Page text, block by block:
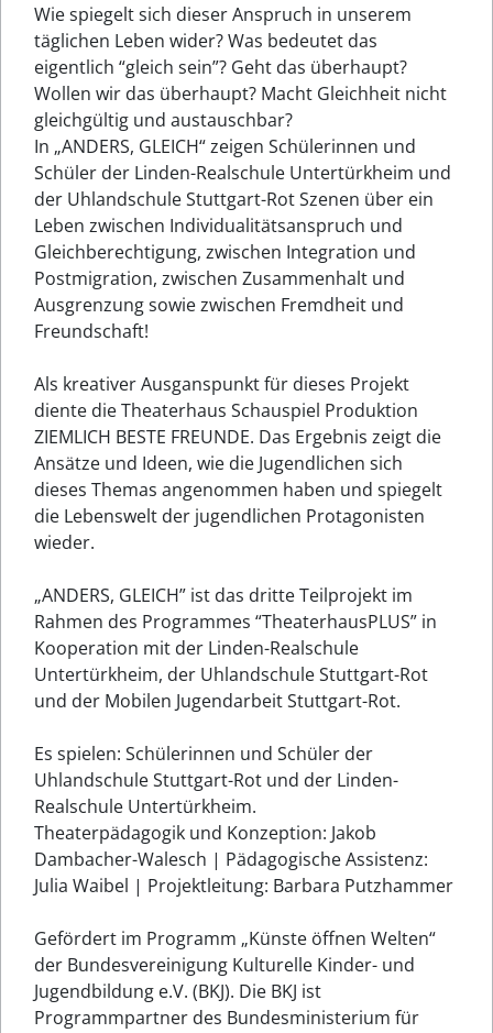
Wie spiegelt sich dieser Anspruch in unserem
täglichen Leben wider? Was bedeutet das
eigentlich “gleich sein”? Geht das überhaupt?
Wollen wir das überhaupt? Macht Gleichheit nicht
gleichgültig und austauschbar?
In „ANDERS, GLEICH“ zeigen Schülerinnen und
Schüler der Linden-Realschule Untertürkheim und
der Uhlandschule Stuttgart-Rot Szenen über ein
Leben zwischen Individualitätsanspruch und
Gleichberechtigung, zwischen Integration und
Postmigration, zwischen Zusammenhalt und
Ausgrenzung sowie zwischen Fremdheit und
Freundschaft!
Als kreativer Ausganspunkt für dieses Projekt
diente die Theaterhaus Schauspiel Produktion
ZIEMLICH BESTE FREUNDE. Das Ergebnis zeigt die
Ansätze und Ideen, wie die Jugendlichen sich
dieses Themas angenommen haben und spiegelt
die Lebenswelt der jugendlichen Protagonisten
wieder.
„ANDERS, GLEICH” ist das dritte Teilprojekt im
Rahmen des Programmes “TheaterhausPLUS” in
Kooperation mit der Linden-Realschule
Untertürkheim, der Uhlandschule Stuttgart-Rot
und der Mobilen Jugendarbeit Stuttgart-Rot.
Es spielen: Schülerinnen und Schüler der
Uhlandschule Stuttgart-Rot und der Linden-
Realschule Untertürkheim.
Theaterpädagogik und Konzeption: Jakob
Dambacher-Walesch | Pädagogische Assistenz:
Julia Waibel | Projektleitung: Barbara Putzhammer
Gefördert im Programm „Künste öffnen Welten“
der Bundesvereinigung Kulturelle Kinder- und
Jugendbildung e.V. (BKJ). Die BKJ ist
Programmpartner des Bundesministerium für